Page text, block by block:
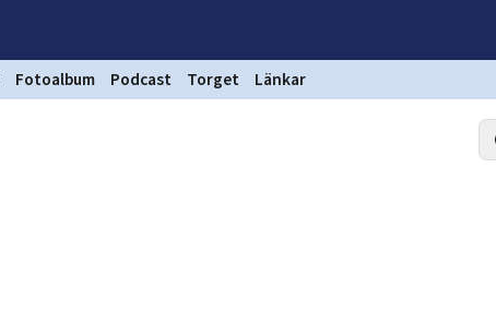
Fotoalbum Podcast Torget Länkar